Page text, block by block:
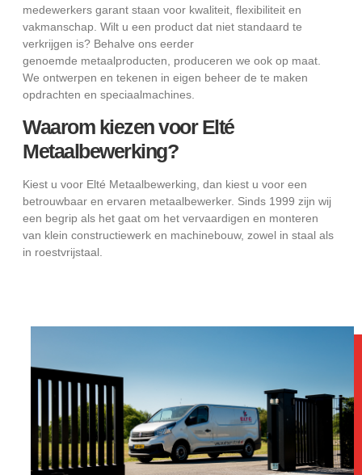
medewerkers garant staan voor kwaliteit, flexibiliteit en
vakmanschap. Wilt u een product dat niet standaard te
verkrijgen is? Behalve ons eerder
genoemde metaalproducten, produceren we ook op maat.
We ontwerpen en tekenen in eigen beheer de te maken
opdrachten en speciaalmachines.
Waarom kiezen voor Elté
Metaalbewerking?
Kiest u voor Elté Metaalbewerking, dan kiest u voor een
betrouwbaar en ervaren metaalbewerker. Sinds 1999 zijn wij
een begrip als het gaat om het vervaardigen en monteren
van klein constructiewerk en machinebouw, zowel in staal als
in roestvrijstaal.